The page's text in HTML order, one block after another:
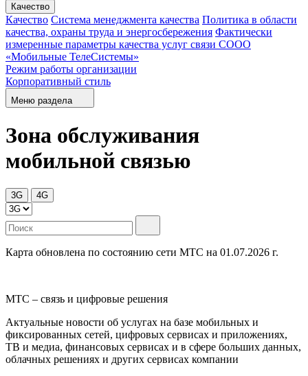
Качество
Качество Система менеджмента качества Политика в области
качества, охраны труда и энергосбережения Фактически
измеренные параметры качества услуг связи СООО
«Мобильные ТелеСистемы»
Режим работы организации
Корпоративный стиль
Меню раздела
Зона обслуживания
мобильной связью
3G 4G
Карта обновлена по состоянию сети МТС на 01.07.2026 г.
МТС – связь и цифровые решения
Актуальные новости об услугах на базе мобильных и
фиксированных сетей, цифровых сервисах и приложениях,
ТВ и медиа, финансовых сервисах и в сфере больших данных,
облачных решениях и других сервисах компании